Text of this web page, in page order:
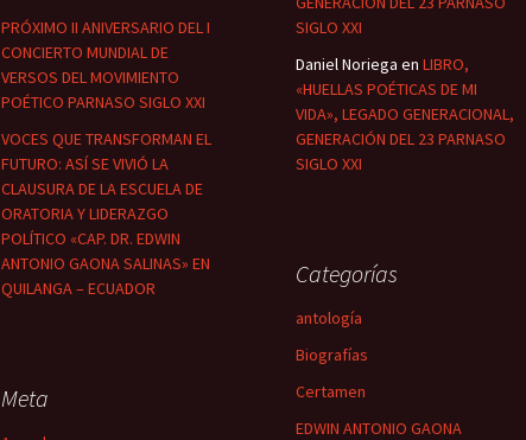
PRÓXIMO II ANIVERSARIO DEL I
CONCIERTO MUNDIAL DE
VERSOS DEL MOVIMIENTO
POÉTICO PARNASO SIGLO XXI
VOCES QUE TRANSFORMAN EL
FUTURO: ASÍ SE VIVIÓ LA
CLAUSURA DE LA ESCUELA DE
ORATORIA Y LIDERAZGO
POLÍTICO «CAP. DR. EDWIN
ANTONIO GAONA SALINAS» EN
QUILANGA – ECUADOR
SIGLO XXI
Daniel Noriega en LIBRO,
«HUELLAS POÉTICAS DE MI
VIDA», LEGADO GENERACIONAL,
GENERACIÓN DEL 23 PARNASO
SIGLO XXI
Categorías
antología
Biografías
Certamen
EDWIN ANTONIO GAONA
Meta